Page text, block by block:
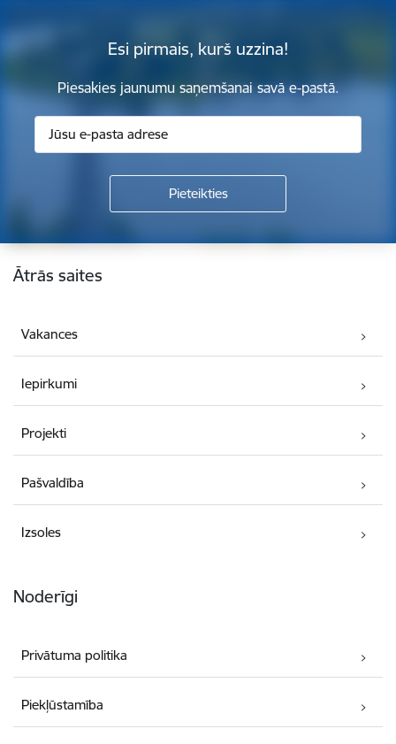
Esi pirmais, kurš uzzina!
Piesakies jaunumu saņemšanai savā e-pastā.
Kājene
Ātrās saites
Vakances
Iepirkumi
Projekti
Pašvaldība
Izsoles
Noderīgi
Privātuma politika
Piekļūstamība